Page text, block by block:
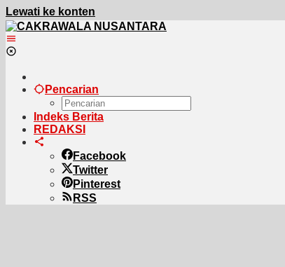
Lewati ke konten
Pencarian
Indeks Berita
REDAKSI
Facebook
Twitter
Pinterest
RSS